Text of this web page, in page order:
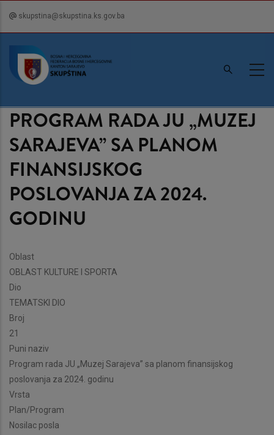
content
skupstina@skupstina.ks.gov.ba
PROGRAM RADA JU „MUZEJ
SARAJEVA” SA PLANOM
FINANSIJSKOG
POSLOVANJA ZA 2024.
GODINU
Oblast
OBLAST KULTURE I SPORTA
Dio
TEMATSKI DIO
Broj
21
Puni naziv
Program rada JU „Muzej Sarajeva” sa planom finansijskog
poslovanja za 2024. godinu
Vrsta
Plan/Program
Nosilac posla